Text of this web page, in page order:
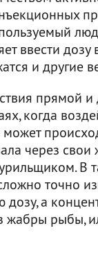
ввести
и другие
прямой и
когда
через
В
точно
а
жабры рыбы,